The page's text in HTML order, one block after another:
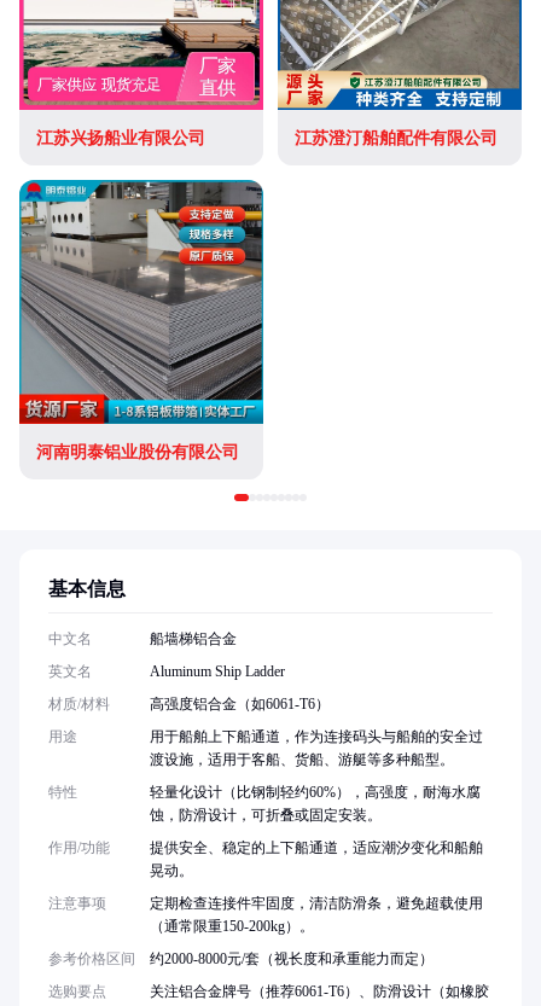
江苏兴扬船业有限公司 江苏澄汀船舶配件有限公司
河南明泰铝业股份有限公司
基本信息
中文名
船墙梯铝合金
英文名
Aluminum Ship Ladder
材质/材料
高强度铝合金（如6061-T6）
用途
用于船舶上下船通道，作为连接码头与船舶的安全过
渡设施，适用于客船、货船、游艇等多种船型。
特性
轻量化设计（比钢制轻约60%），高强度，耐海水腐
蚀，防滑设计，可折叠或固定安装。
作用/功能
提供安全、稳定的上下船通道，适应潮汐变化和船舶
晃动。
注意事项
定期检查连接件牢固度，清洁防滑条，避免超载使用
（通常限重150-200kg）。
参考价格区间
约2000-8000元/套（视长度和承重能力而定）
选购要点
关注铝合金牌号（推荐6061-T6）、防滑设计（如橡胶